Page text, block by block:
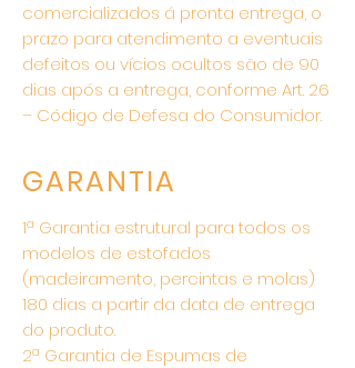
comercializados á pronta entrega, o
prazo para atendimento a eventuais
defeitos ou vícios ocultos são de 90
dias após a entrega, conforme Art. 26
– Código de Defesa do Consumidor.
GARANTIA
1ª Garantia estrutural para todos os
modelos de estofados
(madeiramento, percintas e molas)
180 dias a partir da data de entrega
do produto.
2ª Garantia de Espumas de